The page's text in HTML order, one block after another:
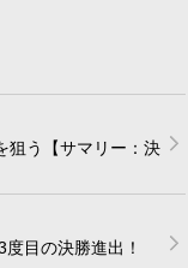
狙う【サマリー：決
目の決勝進出！